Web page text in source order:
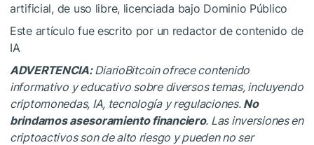
artificial, de uso libre, licenciada bajo Dominio Público
Este artículo fue escrito por un redactor de contenido de
IA
ADVERTENCIA:DiarioBitcoin ofrece contenido
informativo y educativo sobre diversos temas, incluyendo
criptomonedas, IA, tecnología y regulaciones. No
brindamos asesoramiento financiero. Las inversiones en
criptoactivos son de alto riesgo y pueden no ser